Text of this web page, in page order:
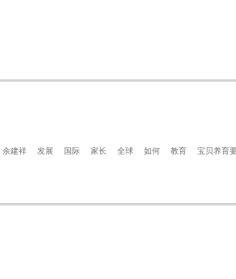
余建祥 发展 国际 家长 全球 如何 教育 宝贝养育